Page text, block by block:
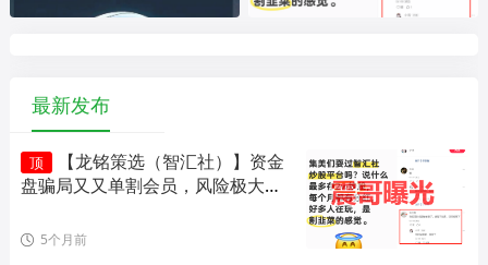
最新发布
顶
【龙铭策选（智汇社）】资金
盘骗局又又单割会员，风险极大，
5个月前